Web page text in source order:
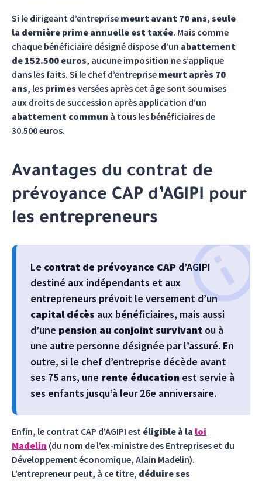
Si le dirigeant d’entreprise meurt avant 70 ans, seule
la dernière prime annuelle est taxée. Mais comme
chaque bénéficiaire désigné dispose d’un abattement
de 152.500 euros, aucune imposition ne s’applique
dans les faits. Si le chef d’entreprise meurt après 70
ans, les primes versées après cet âge sont soumises
aux droits de succession après application d’un
abattement commun à tous les bénéficiaires de
30.500 euros.
Avantages du contrat de
prévoyance CAP d’AGIPI pour
les entrepreneurs
Le contrat de prévoyance CAP d’AGIPI
destiné aux indépendants et aux
entrepreneurs prévoit le versement d’un
capital décès aux bénéficiaires, mais aussi
d’une pension au conjoint survivant ou à
une autre personne désignée par l’assuré. En
outre, si le chef d’entreprise décède avant
ses 75 ans, une rente éducation est servie à
ses enfants jusqu’à leur 26e anniversaire.
Enfin, le contrat CAP d’AGIPI est éligible à la loi
Madelin (du nom de l’ex-ministre des Entreprises et du
Développement économique, Alain Madelin).
L’entrepreneur peut, à ce titre, déduire ses